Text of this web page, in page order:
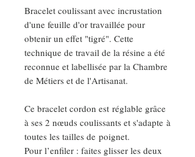
Bracelet coulissant avec incrustation
d'une feuille d'or travaillée pour
obtenir un effet "tigré". Cette
technique de travail de la résine a été
reconnue et labellisée par la Chambre
de Métiers et de l'Artisanat.
Ce bracelet cordon est réglable grâce
à ses 2 nœuds coulissants et s'adapte à
toutes les tailles de poignet.
Pour l’enfiler : faites glisser les deux